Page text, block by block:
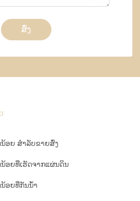
ສົ່ງ
ນ້ອຍ ສຳລັບຂາຍສົ່ງ
ອຍທີ່ເຮັດຈາກແຜ່ນດິນ
ອຍທີ່ກັນນ້ຳ